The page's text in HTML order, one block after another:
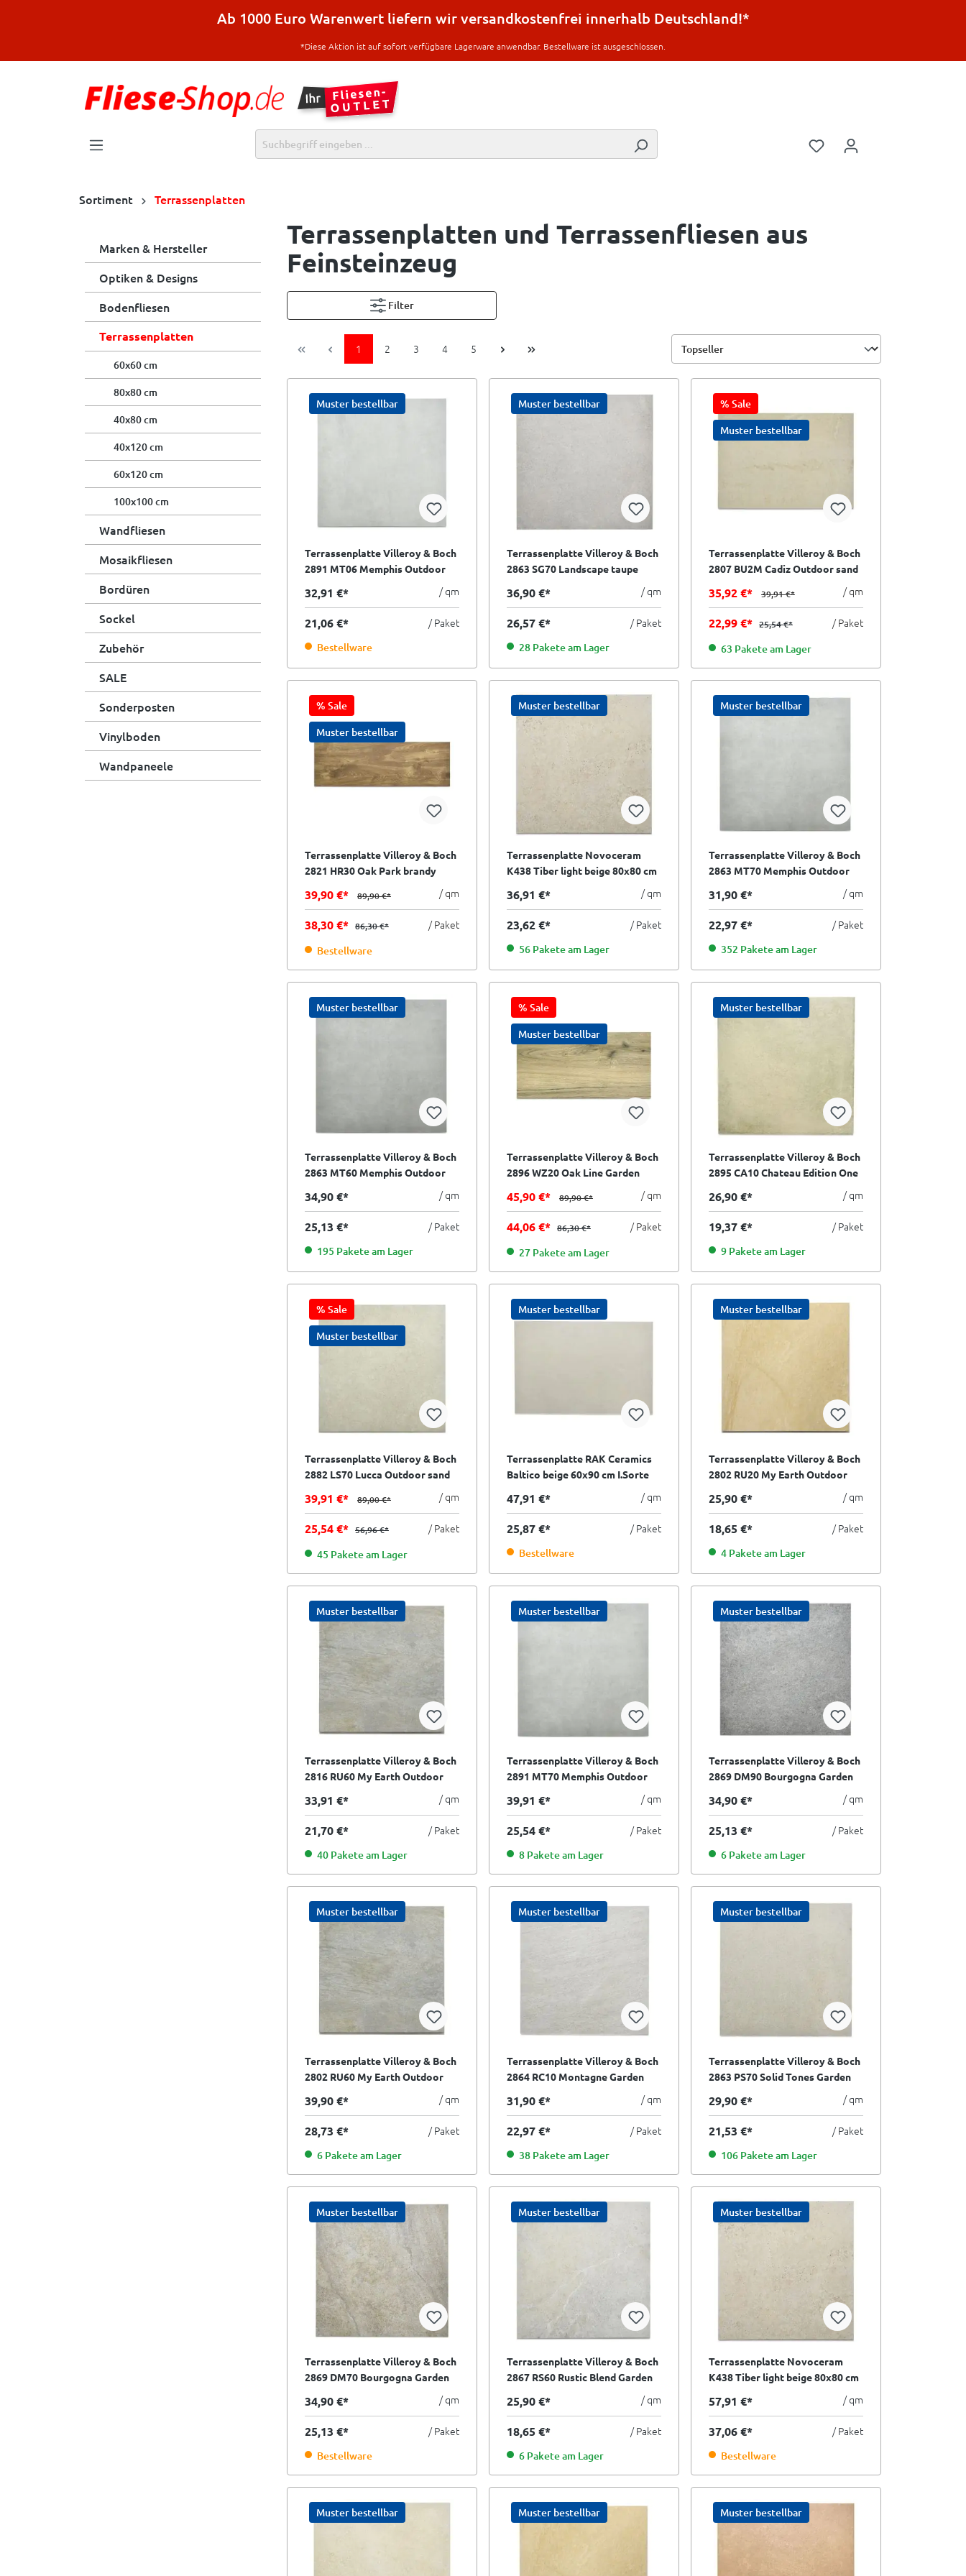
Ab 1000 Euro Warenwert liefern wir versandkostenfrei innerhalb Deutschland!*
*Diese Aktion ist auf sofort verfügbare Lagerware anwendbar. Bestellware ist ausgeschlossen.
Sortiment Terrassenplatten
Marken & Hersteller
Optiken & Designs
Bodenfliesen
Terrassenplatten
60x60 cm
80x80 cm
40x80 cm
40x120 cm
60x120 cm
100x100 cm
Wandfliesen
Mosaikfliesen
Bordüren
Sockel
Zubehör
SALE
Sonderposten
Vinylboden
Wandpaneele
Terrassenplatten und Terrassenfliesen aus
Feinsteinzeug
Filter
1 2 3 4 5
Muster bestellbar
Terrassenplatte Villeroy & Boch
2891 MT06 Memphis Outdoor
II.Sorte
32,91 €* / qm
21,06 €* / Paket
Bestellware
Muster bestellbar
Terrassenplatte Villeroy & Boch
2863 SG70 Landscape taupe
36,90 €* / qm
26,57 €* / Paket
28 Pakete am Lager
% Sale
Muster bestellbar
Terrassenplatte Villeroy & Boch
2807 BU2M Cadiz Outdoor sand
35,92 €* 39,91 €* / qm
22,99 €* 25,54 €* / Paket
63 Pakete am Lager
% Sale
Muster bestellbar
Terrassenplatte Villeroy & Boch
2821 HR30 Oak Park brandy
39,90 €* 89,90 €* / qm
38,30 €* 86,30 €* / Paket
Bestellware
Muster bestellbar
Terrassenplatte Novoceram
K438 Tiber light beige 80x80 cm
36,91 €* / qm
23,62 €* / Paket
56 Pakete am Lager
Muster bestellbar
Terrassenplatte Villeroy & Boch
2863 MT70 Memphis Outdoor
warm grey 60x60 cm I.Sorte NF
31,90 €* / qm
22,97 €* / Paket
352 Pakete am Lager
Muster bestellbar
Terrassenplatte Villeroy & Boch
2863 MT60 Memphis Outdoor
dark grey grau 60x60 cm I.Sorte
34,90 €* / qm
25,13 €* / Paket
195 Pakete am Lager
% Sale
Muster bestellbar
Terrassenplatte Villeroy & Boch
2896 WZ20 Oak Line Garden
caramel braun creme 40x120 cm
I.Sorte
45,90 €* 89,90 €* / qm
44,06 €* 86,30 €* / Paket
27 Pakete am Lager
Muster bestellbar
Terrassenplatte Villeroy & Boch
2895 CA10 Chateau Edition One
Garden creme 60x60 cm II.Sorte
26,90 €* / qm
19,37 €* / Paket
9 Pakete am Lager
% Sale
Muster bestellbar
Terrassenplatte Villeroy & Boch
2882 LS70 Lucca Outdoor sand
39,91 €* 89,00 €* / qm
25,54 €* 56,96 €* / Paket
45 Pakete am Lager
Muster bestellbar
Terrassenplatte RAK Ceramics
Baltico beige 60x90 cm I.Sorte
47,91 €* / qm
25,87 €* / Paket
Bestellware
Muster bestellbar
Terrassenplatte Villeroy & Boch
2802 RU20 My Earth Outdoor
II.Sorte
25,90 €* / qm
18,65 €* / Paket
4 Pakete am Lager
Muster bestellbar
Terrassenplatte Villeroy & Boch
2816 RU60 My Earth Outdoor
II.Sorte
33,91 €* / qm
21,70 €* / Paket
40 Pakete am Lager
Muster bestellbar
Terrassenplatte Villeroy & Boch
2891 MT70 Memphis Outdoor
warm grey grau 80x80 cm I.Sorte
39,91 €* / qm
25,54 €* / Paket
8 Pakete am Lager
Muster bestellbar
Terrassenplatte Villeroy & Boch
2869 DM90 Bourgogna Garden
34,90 €* / qm
25,13 €* / Paket
6 Pakete am Lager
Muster bestellbar
Terrassenplatte Villeroy & Boch
2802 RU60 My Earth Outdoor
grau multicolor 60x60 cm I.Sorte
39,90 €* / qm
28,73 €* / Paket
6 Pakete am Lager
Muster bestellbar
Terrassenplatte Villeroy & Boch
2864 RC10 Montagne Garden
II.Sorte
31,90 €* / qm
22,97 €* / Paket
38 Pakete am Lager
Muster bestellbar
Terrassenplatte Villeroy & Boch
2863 PS70 Solid Tones Garden
warm stone hellgrau 60x60 cm
II.Sorte
29,90 €* / qm
21,53 €* / Paket
106 Pakete am Lager
Muster bestellbar
Terrassenplatte Villeroy & Boch
2869 DM70 Bourgogna Garden
I.Sorte
34,90 €* / qm
25,13 €* / Paket
Bestellware
Muster bestellbar
Terrassenplatte Villeroy & Boch
2867 RS60 Rustic Blend Garden
II.Sorte
25,90 €* / qm
18,65 €* / Paket
6 Pakete am Lager
Muster bestellbar
Terrassenplatte Novoceram
K438 Tiber light beige 80x80 cm
57,91 €* / qm
37,06 €* / Paket
Bestellware
Muster bestellbar Muster bestellbar Muster bestellbar